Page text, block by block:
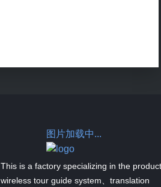
图片加载中...
This is a factory specializing in the
wireless tour guide system、translation